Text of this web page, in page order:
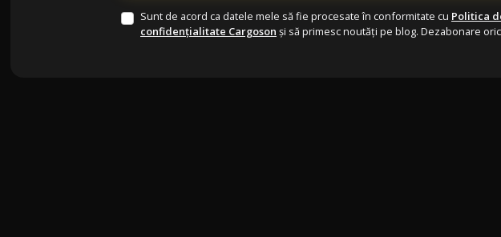
Sunt de acord ca datele mele să fie procesate în conformitate cu Politica
confidențialitate Cargoson și să primesc noutăți pe blog. Dezabonare